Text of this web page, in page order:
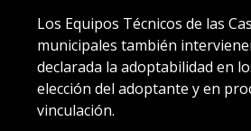
Los Equipos Técnicos de las
municipales también
declarada la adoptabilidad en
elección del adoptante y en
vinculación.